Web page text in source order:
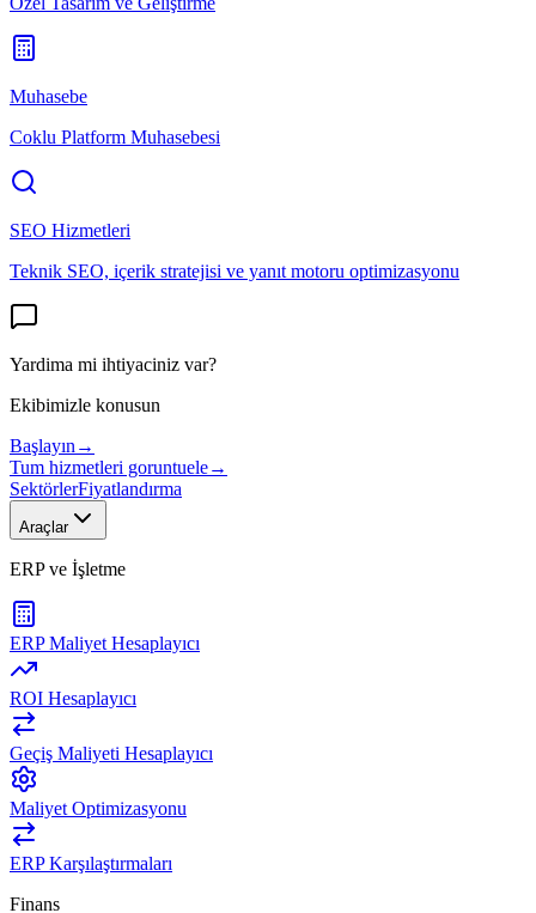
Muhasebe
Coklu Platform Muhasebesi
SEO Hizmetleri
Teknik SEO, içerik stratejisi ve yanıt motoru optimizasyonu
Yardima mi ihtiyaciniz var?
Ekibimizle konusun
Başlayın →
Tum hizmetleri goruntuele→
SektörlerFiyatlandırma
Araçlar
ERP ve İşletme
ERP Maliyet Hesaplayıcı
ROI Hesaplayıcı
Geçiş Maliyeti Hesaplayıcı
Maliyet Optimizasyonu
ERP Karşılaştırmaları
Finans